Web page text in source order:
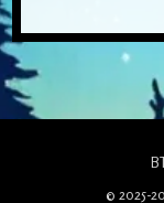
© 2025-